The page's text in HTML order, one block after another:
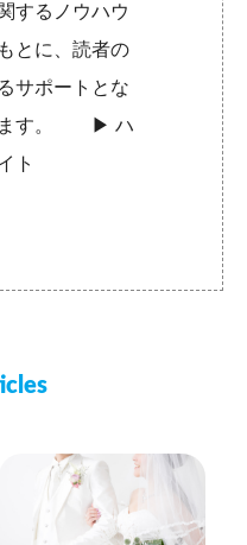
するノウハウ
とに、読者の
サポートとな
います。 ▶︎ハ
ト